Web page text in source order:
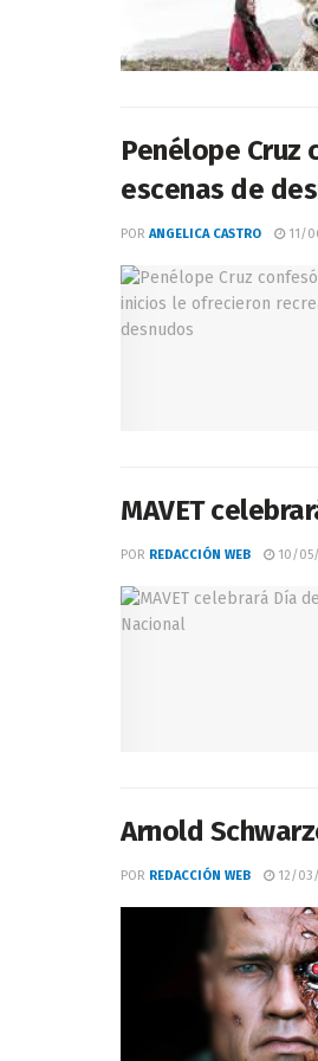
Penélope Cruz
escenas de
POR ANGELICA CASTRO 11/
MAVET
POR REDACCIÓN WEB 10/
Arnold
POR REDACCIÓN WEB 12/